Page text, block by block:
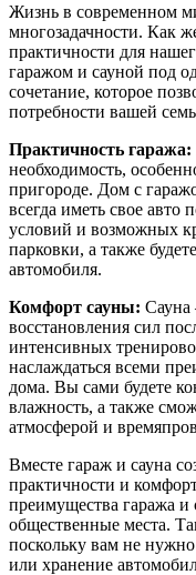
Жизнь в современном
многозадачности. Как
практичности для
гаражом и сауной под
сочетание, которое
потребности вашей
Практичность гаража:
необходимость,
пригороде. Дом с
всегда иметь свое
условий и возможных
парковки, а также
автомобиля.
Комфорт сауны: Сауна
восстановления сил
интенсивных
наслаждаться всеми
дома. Вы сами будете
влажность, а также
атмосферой и
Вместе гараж и сауна
практичности и
преимущества гаража и
общественные места.
поскольку вам не
или хранение